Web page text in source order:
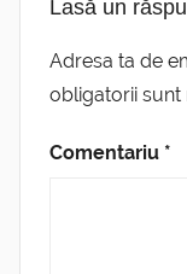
Lasă un
Adresa ta de
obligatorii sunt
Comentariu *